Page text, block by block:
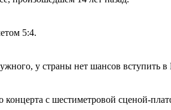
5:4.
у страны нет шансов вступить
концерта с шестиметровой сценой-